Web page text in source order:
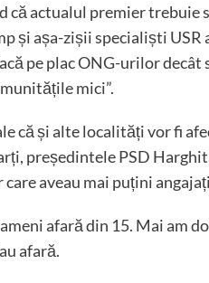
că actualul premier
și așa-zișii specialiști
pe plac ONG-urilor
mici”.
că și alte localități vor fi
președintele PSD
care aveau mai puțini
afară din 15. Mai am
afară.